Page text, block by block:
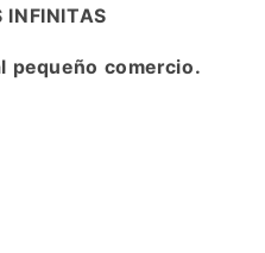
INFINITAS
pequeño comercio.